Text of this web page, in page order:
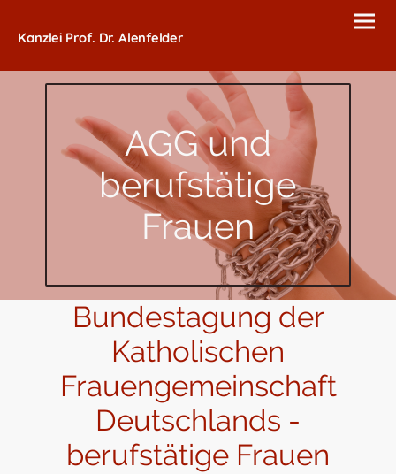
Kanzlei Prof. Dr. Alenfelder
AGG und
berufstätige
Frauen
Bundestagung der
Katholischen
Frauengemeinschaft
Deutschlands -
berufstätige Frauen